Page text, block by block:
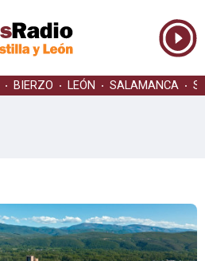
BIERZO LEÓN SALAMANCA